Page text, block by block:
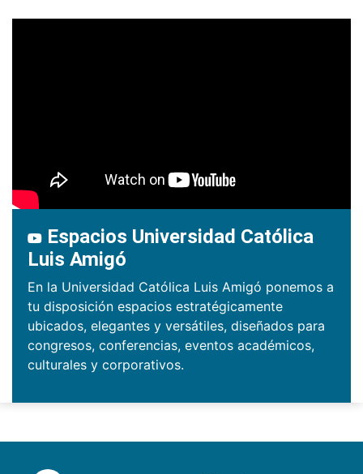
Espacios Universidad Católica
Luis Amigó
En la Universidad Católica Luis Amigó ponemos a
tu disposición espacios estratégicamente
ubicados, elegantes y versátiles, diseñados para
congresos, conferencias, eventos académicos,
culturales y corporativos.